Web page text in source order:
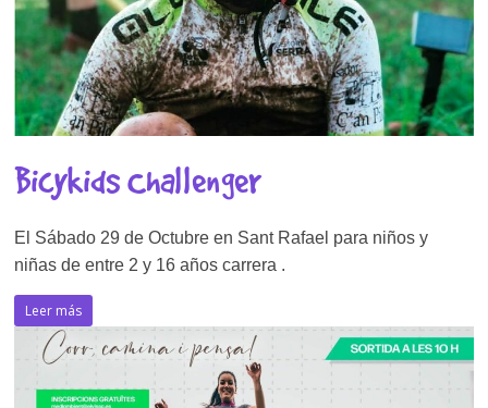
Bicykids Challenger
El Sábado 29 de Octubre en Sant Rafael para niños y
niñas de entre 2 y 16 años carrera .
Leer más